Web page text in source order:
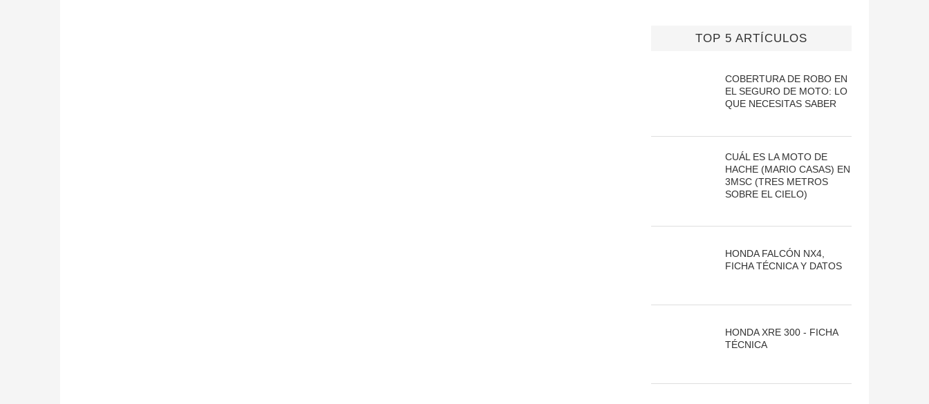
TOP 5 ARTÍCULOS
COBERTURA DE ROBO EN
EL SEGURO DE MOTO: LO
QUE NECESITAS SABER
CUÁL ES LA MOTO DE
HACHE (MARIO CASAS) EN
3MSC (TRES METROS
SOBRE EL CIELO)
HONDA FALCÓN NX4,
FICHA TÉCNICA Y DATOS
HONDA XRE 300 - FICHA
TÉCNICA